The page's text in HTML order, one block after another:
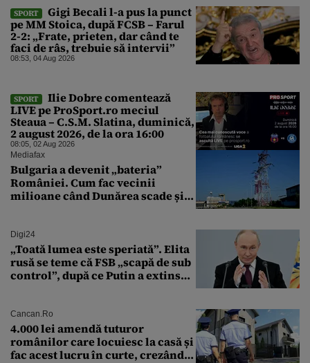
SPORT
Gigi Becali l-a pus la punct
pe MM Stoica, după FCSB – Farul
2-2: „Frate, prieten, dar când te
faci de râs, trebuie să intervii”
08:53, 04 Aug 2026
SPORT
Ilie Dobre comentează
LIVE pe ProSport.ro meciul
Steaua – C.S.M. Slatina, duminică,
2 august 2026, de la ora 16:00
08:05, 02 Aug 2026
Mediafax
Bulgaria a devenit „bateria”
României. Cum fac vecinii
milioane când Dunărea scade și
Digi24
„Toată lumea este speriată”. Elita
rusă se teme că FSB „scapă de sub
control”, după ce Putin a extins
Cancan.ro
4.000 lei amendă tuturor
românilor care locuiesc la casă și
fac acest lucru în curte, crezând